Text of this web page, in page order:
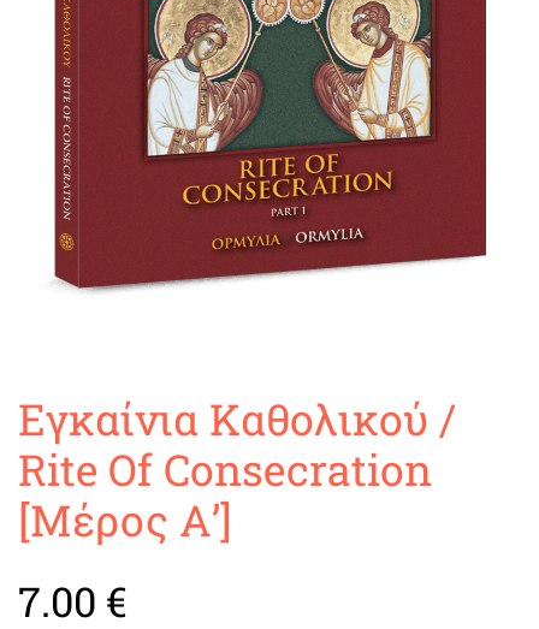
Εγκαίνια Καθολικού /
Rite Of Consecration
[Μέρος Α’]
7.00 €